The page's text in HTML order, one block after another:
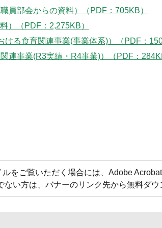
員部会からの資料）（PDF：705KB）
）（PDF：2,275KB）
る食育関連事業(事業体系)）（PDF：
連事業(R3実績・R4事業)）（PDF：
をご覧いただく場合には、Adobe
ない方は、バナーのリンク先から無料ダウ